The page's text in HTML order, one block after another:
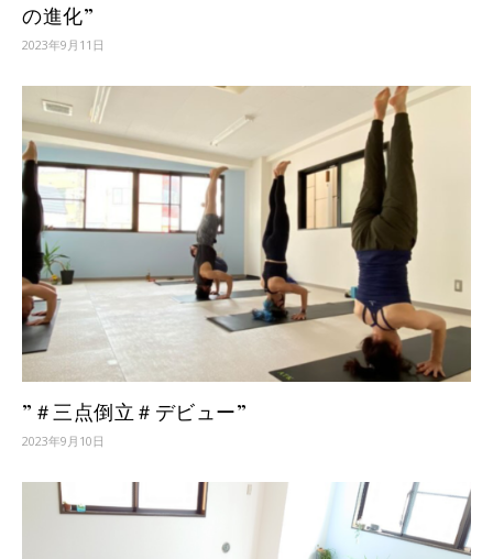
の進化”
2023年9月11日
”＃三点倒立＃デビュー”
2023年9月10日